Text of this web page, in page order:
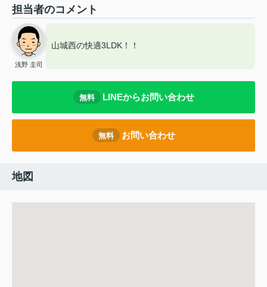
担当者のコメント
浅野 圭司
山城西の快適3LDK！！
無料 LINEからお問い合わせ
無料 お問い合わせ
地図